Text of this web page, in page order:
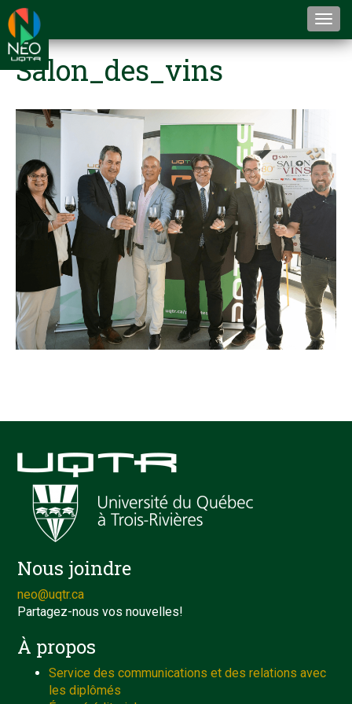
Salon_des_vins
Nous joindre
neo@uqtr.ca
Partagez-nous vos nouvelles!
À propos
Service des communications et des relations avec
les diplômés